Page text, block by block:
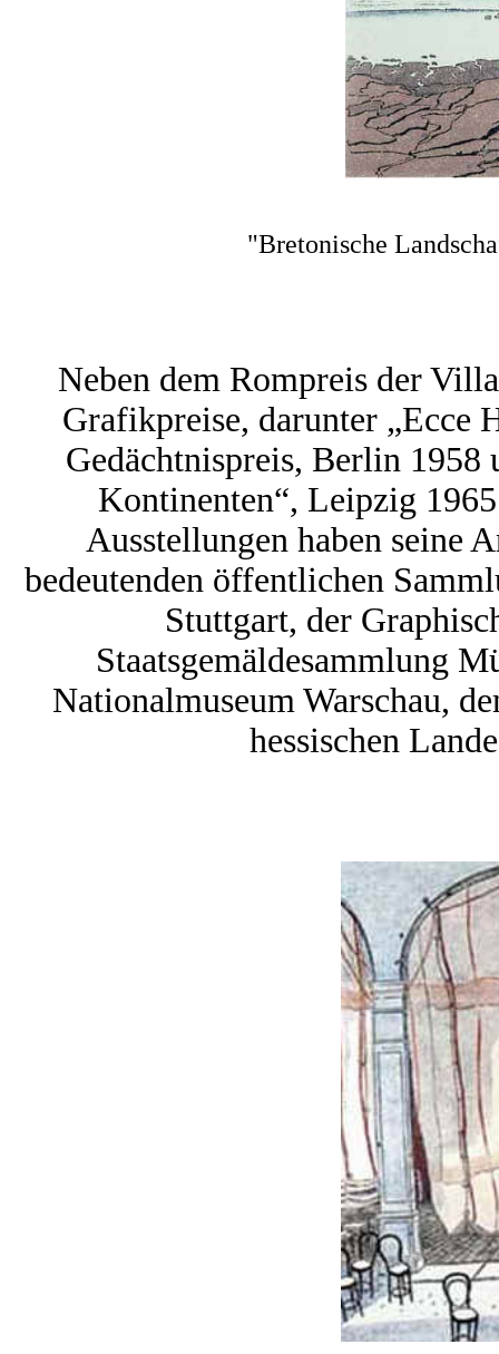
"Bretonische
Neben dem Rompreis der
Grafikpreise, darunter „Ecce
Gedächtnispreis, Berlin
Kontinenten“, Leipzig
Ausstellungen haben seine
bedeutenden öffentlichen
Stuttgart, der
Staatsgemäldesammlung
Nationalmuseum Warschau,
hessischen